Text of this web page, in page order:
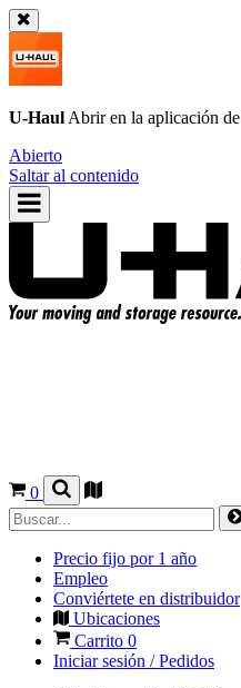
U-Haul Abrir en la aplicación de
Abierto
Saltar al contenido
0
Precio fijo por 1 año
Empleo
Conviértete en distribuidor
Ubicaciones
Carrito 0
Iniciar sesión / Pedidos